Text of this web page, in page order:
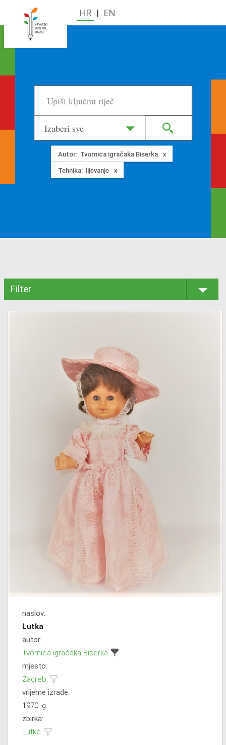
HR | EN
Izaberi sve
Autor: Tvornica igračaka Biserka
Tehnika: lijevanje
Filter
naslov:
Lutka
autor:
Tvornica igračaka Biserka
mjesto:
Zagreb
vrijeme izrade:
1970. g.
zbirka:
Lutke